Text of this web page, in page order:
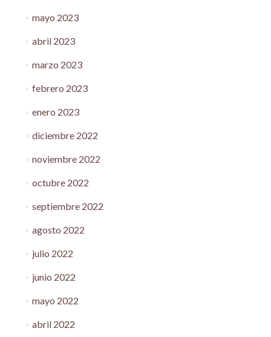
mayo 2023
abril 2023
marzo 2023
febrero 2023
enero 2023
diciembre 2022
noviembre 2022
octubre 2022
septiembre 2022
agosto 2022
julio 2022
junio 2022
mayo 2022
abril 2022